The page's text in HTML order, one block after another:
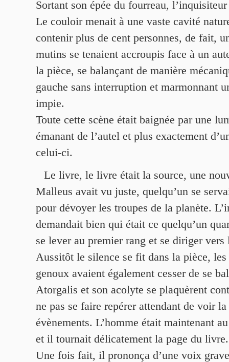
Sortant son épée du fourreau, l’inquisiteur
Le couloir menait à une vaste cavité
contenir plus de cent personnes, de fait,
mutins se tenaient accroupis face à un
la pièce, se balançant de manière
gauche sans interruption et marmonnant
impie.
Toute cette scène était baignée par une
émanant de l’autel et plus exactement
celui-ci.
Le livre, le livre était la source, une
Malleus avait vu juste, quelqu’un se
pour dévoyer les troupes de la planète.
demandait bien qui était ce quelqu’un
se lever au premier rang et se diriger vers
Aussitôt le silence se fit dans la pièce, les
genoux avaient également cesser de se
Atorgalis et son acolyte se plaquèrent
ne pas se faire repérer attendant de voir
évènements. L’homme était maintenant
et il tournait délicatement la page du livre.
Une fois fait, il prononça d’une voix